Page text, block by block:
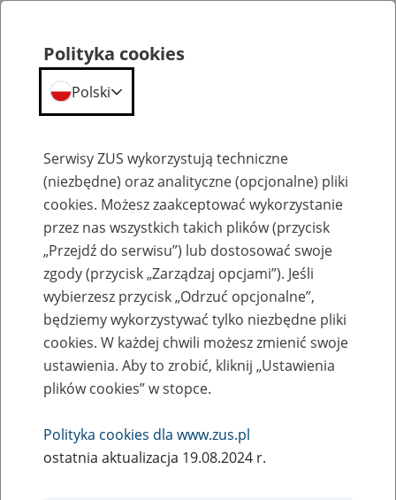
Szkolenia
Zaproś ZUS do siebie - zakładanie profili
eZUS w siedzibie Twojej firmy
Rodzaj wydarzenia
Szkolenia
Polityka cookies
Polski
Serwisy ZUS wykorzystują techniczne
(niezbędne) oraz analityczne (opcjonalne) pliki
cookies. Możesz zaakceptować wykorzystanie
przez nas wszystkich takich plików (przycisk
„Przejdź do serwisu”) lub dostosować swoje
zgody (przycisk „Zarządzaj opcjami”). Jeśli
wybierzesz przycisk „Odrzuć opcjonalne”,
będziemy wykorzystywać tylko niezbędne pliki
cookies. W każdej chwili możesz zmienić swoje
ustawienia. Aby to zrobić, kliknij „Ustawienia
plików cookies” w stopce.
Polityka cookies dla www.zus.pl
ostatnia aktualizacja 19.08.2024 r.